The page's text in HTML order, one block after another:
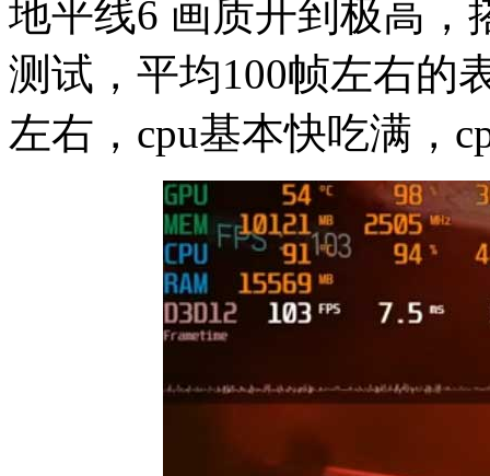
地平线6 画质开到极高，
测试，平均100帧左右的
左右，cpu基本快吃满，